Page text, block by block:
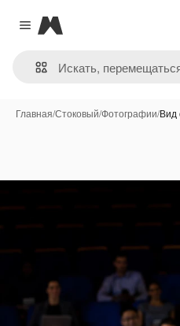
Close menu
Magnific
Главная/Стоковый/Фотографии/Вид